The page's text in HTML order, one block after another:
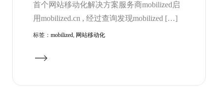
首个网站移动化解决方案服务商mobilized启
用mobilized.cn , 经过查询发现mobilized […]
标签： mobilized, 网站移动化